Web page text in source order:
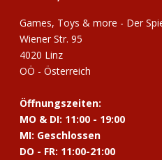
Games, Toys & more - Der
Wiener Str. 95
4020 Linz
OÖ - Österreich
Öffnungszeiten:
MO & DI: 11:00 - 19:00
MI: Geschlossen
DO - FR: 11:00-21:00